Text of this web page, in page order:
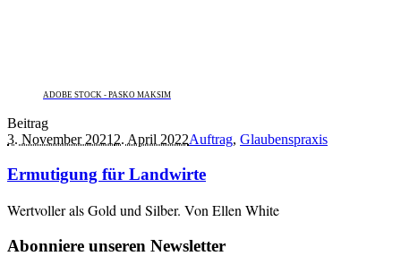
ADOBE STOCK - PASKO MAKSIM
Beitrag
3. November 2021 2. April 2022Auftrag, Glaubenspraxis
Ermutigung für Landwirte
Wertvoller als Gold und Silber. Von Ellen White
Abonniere unseren Newsletter